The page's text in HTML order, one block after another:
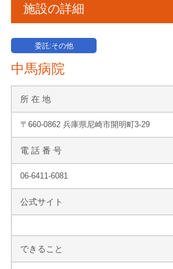
施設の詳細
委託:その他
中馬病院
所 在 地
〒660-0862 兵庫県尼崎市開明町3-29
電 話 番 号
06-6411-6081
公式サイト
できること